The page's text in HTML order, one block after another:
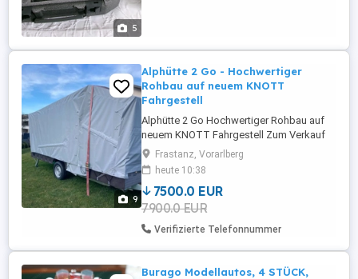
5
9
Alphütte 2 Go - Hochwertiger
Rohbau auf neuem KNOTT
Fahrgestell
Alphütte 2 Go Hochwertiger Rohbau auf
neuem KNOTT Fahrgestell Zum Verkauf
steht meine handgefertigte Alphütte 2 Go,
- ein hochwertiger Rohbau mit viel
vorhandenem Material zur Fertigstellung.
Der Aufbau besteht aus 12 mm 3-
Schichtplatten, gedämmt mit 30 mm Hanf
und mit Unterspannbahn gegen
Feuchtigkeit ...
Frastanz, Vorarlberg
heute 10:38
7500.0 EUR
7900.0 EUR
Verifizierte Telefonnummer
Burago Modellautos, 4 STÜCK,